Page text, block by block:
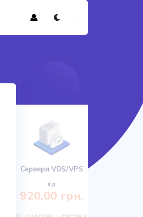
Сервери VDS/VPS
від
920.00 грн.